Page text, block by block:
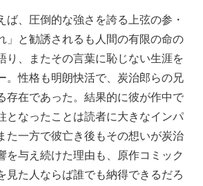
、圧倒的な強さを誇る上弦の参・
」と勧誘されるも人間の有限の命の
り、またその言葉に恥じない生涯を
。性格も明朗快活で、炭治郎らの兄
存在であった。結果的に彼が作中で
となったことは読者に大きなインパ
た一方で彼亡き後もその想いが炭治
を与え続けた理由も、原作コミック
見た人ならば誰でも納得できるだろ